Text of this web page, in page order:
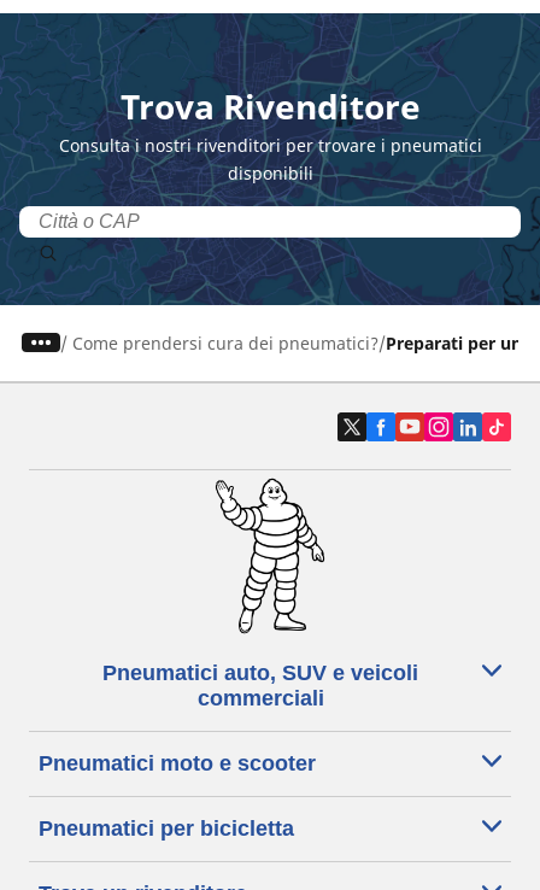
Trova Rivenditore
Consulta i nostri rivenditori per trovare i pneumatici
disponibili
/ Come prendersi cura dei pneumatici? Preparati per un
Pneumatici auto, SUV e veicoli
commerciali
Pneumatici moto e scooter
Pneumatici per bicicletta